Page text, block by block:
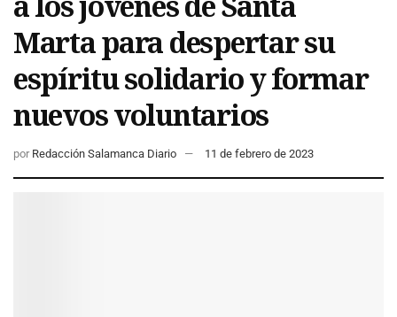
Marta para despertar su
espíritu solidario y formar
nuevos voluntarios
por Redacción Salamanca Diario 11 de febrero de 2023